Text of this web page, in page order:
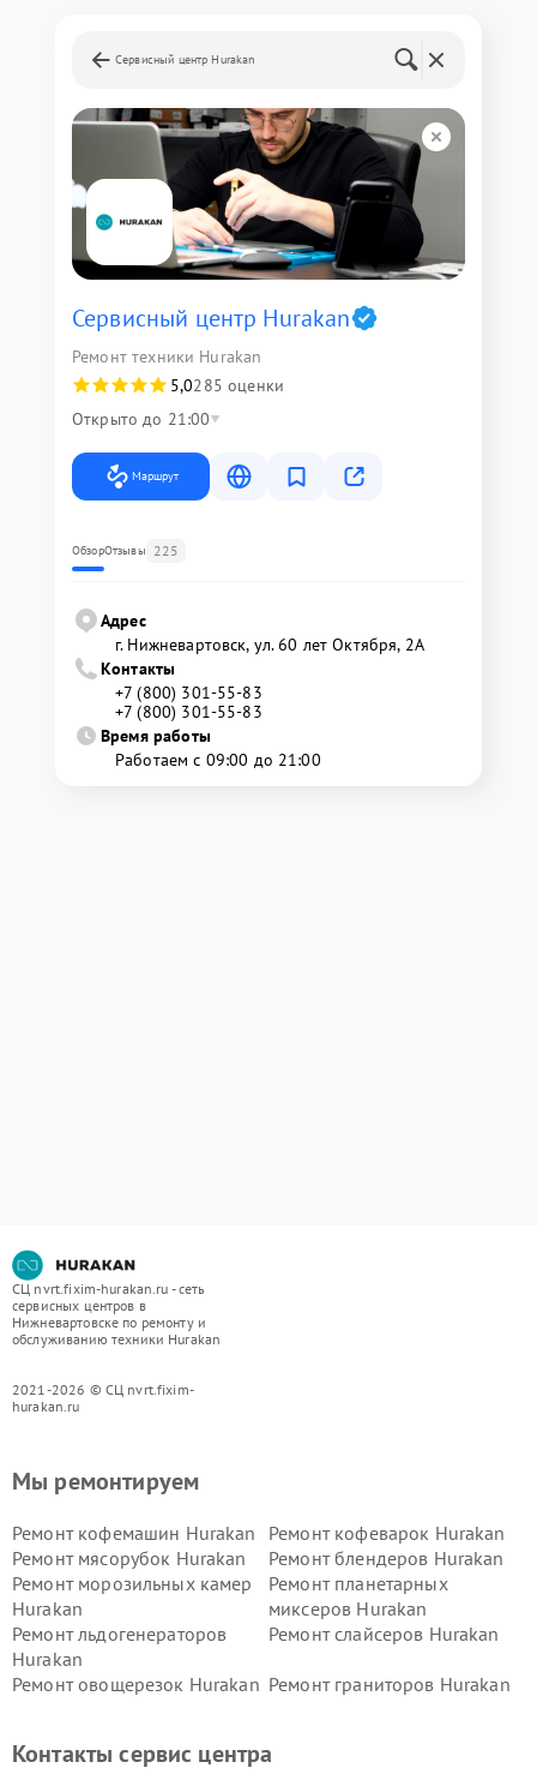
Сервисный центр Hurakan
Сервисный центр Hurakan
Ремонт техники Hurakan
5,0285 оценки
Открыто до 21:00
Маршрут
ОбзорОтзывы 225
Адрес
г. Нижневартовск, ул. 60 лет Октября, 2А
Контакты
+7 (800) 301-55-83
+7 (800) 301-55-83
Время работы
Работаем с 09:00 до 21:00
СЦ nvrt.fixim-hurakan.ru - сеть
сервисных центров в
Нижневартовске по ремонту и
обслуживанию техники Hurakan
2021-2026 © СЦ nvrt.fixim-
hurakan.ru
Мы ремонтируем
Ремонт кофемашин Hurakan
Ремонт кофеварок Hurakan
Ремонт мясорубок Hurakan
Ремонт блендеров Hurakan
Ремонт морозильных камер
Hurakan
Ремонт планетарных
миксеров Hurakan
Ремонт льдогенераторов
Hurakan
Ремонт слайсеров Hurakan
Ремонт овощерезок Hurakan Ремонт граниторов Hurakan
Hurakan
Контакты сервис центра